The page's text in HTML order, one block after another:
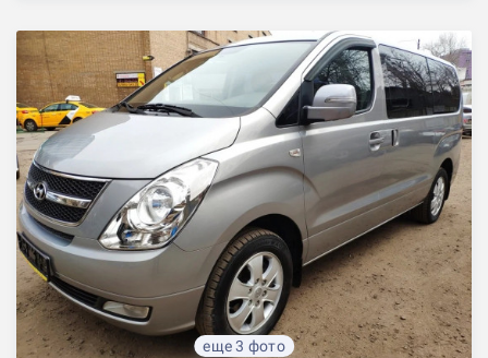
еще 3 фото